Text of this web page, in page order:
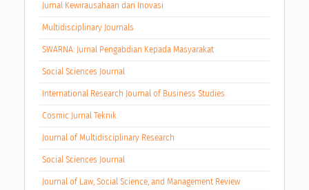
Jurnal Kewirausahaan dan Inovasi
Multidisciplinary Journals
SWARNA: Jurnal Pengabdian Kepada Masyarakat
Social Sciences Journal
International Research Journal of Business Studies
Cosmic Jurnal Teknik
Journal of Multidisciplinary Research
Social Sciences Journal
Journal of Law, Social Science, and Management Review